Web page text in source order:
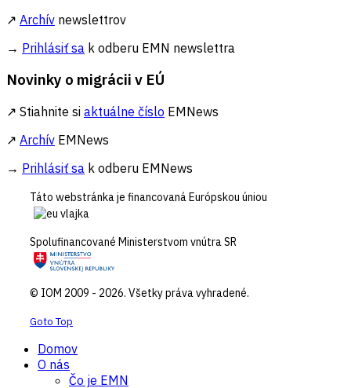
↗ Archív newslettrov
→ Prihlásiť sa k odberu EMN newslettra
Novinky o migrácii v EÚ
↗ Stiahnite si aktuálne číslo EMNews
↗ Archív EMNews
→ Prihlásiť sa k odberu EMNews
Táto webstránka je financovaná Európskou úniou
Spolufinancované Ministerstvom vnútra SR
© IOM 2009 - 2026. Všetky práva vyhradené.
Goto Top
Domov
O nás
Čo je EMN